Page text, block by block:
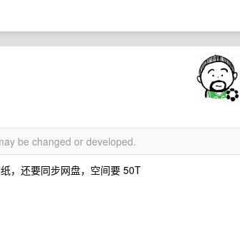
be changed or developed.
，还要同步网盘，空间要 50T